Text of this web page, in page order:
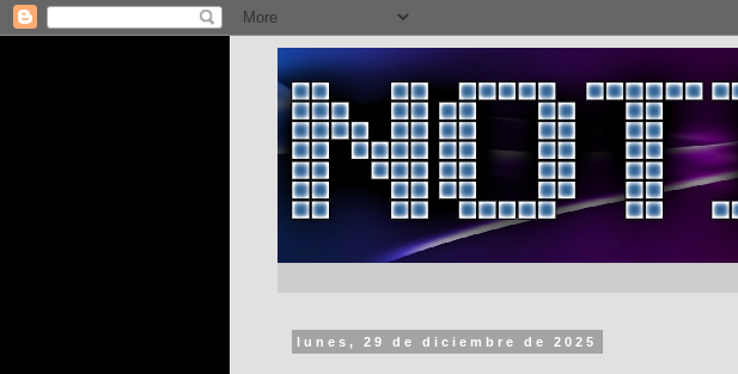
lunes, 29 de diciembre de 2025